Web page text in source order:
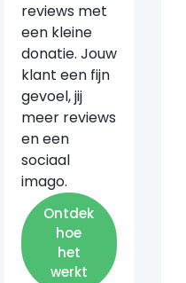
reviews met
een kleine
donatie. Jouw
klant een fijn
gevoel, jij
meer reviews
en een
sociaal
imago.
Ontdek
hoe
het
werkt